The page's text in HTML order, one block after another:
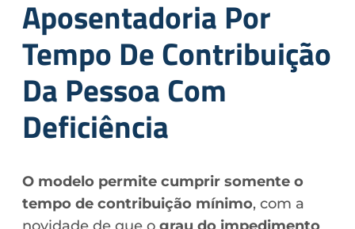
Aposentadoria Por
Tempo De Contribuição
Da Pessoa Com
Deficiência
O modelo permite cumprir somente o
tempo de contribuição mínimo, com a